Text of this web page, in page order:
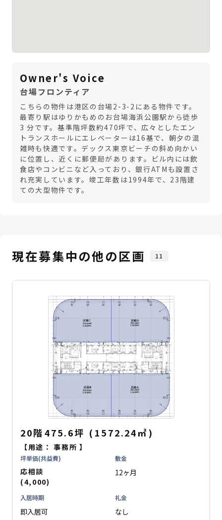
Owner's Voice
台場フロンティア
こちらの物件は港区の台場2-3-2にある物件です。
最寄り駅はゆりかもめのお台場海浜公園駅から徒歩
3 分です。基準階坪数約470坪で、広々としたエン
トランスホールにエレベーターは16基で、朝夕の混
雑時も快適です。デックス東京ビーチの斜め向かい
に位置し、近くに郵便局があります。ビル内には飲
食店やコンビニなど入っており、銀行ATMも設置さ
れ充実しています。竣工年数は1994年で、23階建
ての大型物件です。
現在募集中の他の区画 11
20階475.6坪 ( 1572.24㎡ )
【用途：事務所 】
坪単価(共益費)
応相談
(4,000)
敷金
12ヶ月
入居時期
即入居可
礼金
なし